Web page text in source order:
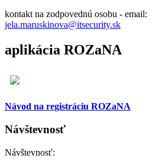
kontakt na zodpovednú osobu - email:
jela.maruskinova@itsecurity.sk
aplikácia ROZaNA
Návod na registráciu ROZaNA
Návštevnosť
Návštevnosť: